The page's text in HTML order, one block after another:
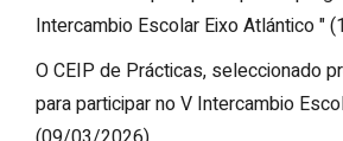
Intercambio Escolar Eixo Atlántico"
O CEIP de Prácticas, seleccionado
para participar no V Intercambio